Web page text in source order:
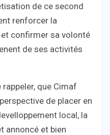
de ce second
renforcer la
confirmer sa volonté
de ses activités
que Cimaf
de placer en
local, la
annoncé et bien